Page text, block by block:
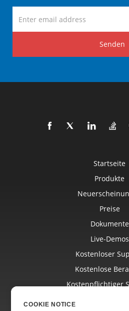
Senden
Startseite
Produkte
Preise
Dokumente
Live-Demos
Kostenloser
Kostenlose
Kostenpflichtiger
COOKIE NOTICE